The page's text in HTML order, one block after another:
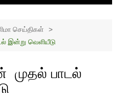
செய்திகள்
இன்று வெளியீடு
முதல் பாடல்